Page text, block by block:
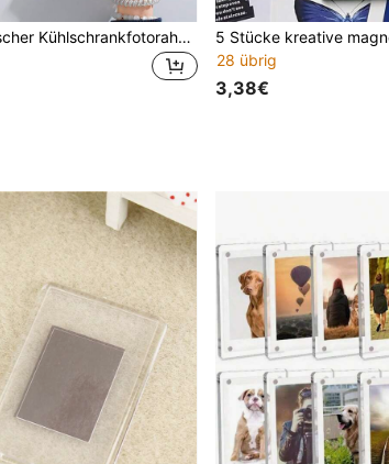
Magnetischer Kühlschrankfotorahmen, Größenoptionen 3/5/6 Zoll, kreative Fotosticker, ohne Bohren, Dekoration für Küche, Büro, magnetischer Fotorahmen
28 übrig
3,38€